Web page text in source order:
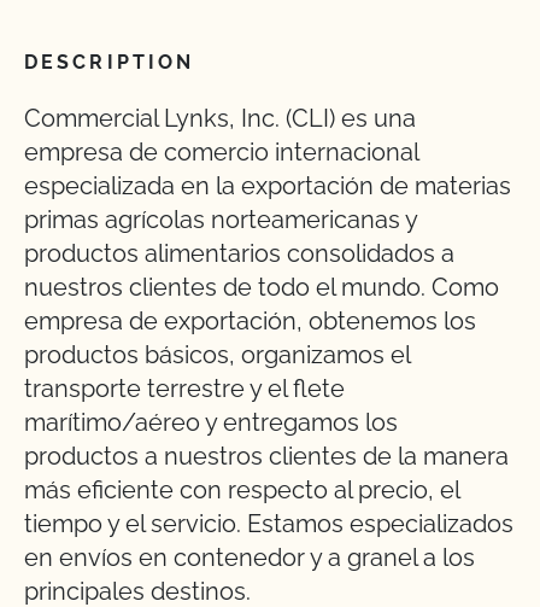
DESCRIPTION
Commercial Lynks, Inc. (CLI) es una
empresa de comercio internacional
especializada en la exportación de materias
primas agrícolas norteamericanas y
productos alimentarios consolidados a
nuestros clientes de todo el mundo. Como
empresa de exportación, obtenemos los
productos básicos, organizamos el
transporte terrestre y el flete
marítimo/aéreo y entregamos los
productos a nuestros clientes de la manera
más eficiente con respecto al precio, el
tiempo y el servicio. Estamos especializados
en envíos en contenedor y a granel a los
principales destinos.